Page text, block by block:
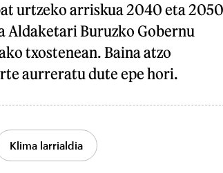
urtzeko arriskua 2040 eta 2050
Aldaketari Buruzko Gobernu
txostenean. Baina atzo
aurreratu dute epe hori.
Klima larrialdia